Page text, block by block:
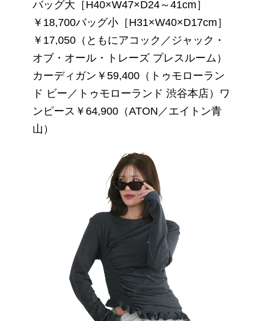
バッグ大［H40×W47×D24～41cm］
￥18,700バッグ小［H31×W40×D17cm］
￥17,050（ともにアコック／ジャック・
オブ・オール・トレーズ プレスルーム）
カーディガン￥59,400（トゥモローラン
ド ビー／トゥモローランド 渋谷本店）ワ
ンピース￥64,900（ATON／エイトン青
山）